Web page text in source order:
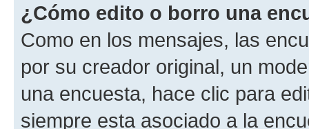
¿Cómo edito o borro una
Como en los mensajes, las
por su creador original, un
una encuesta, hace clic para
siempre esta asociado a la